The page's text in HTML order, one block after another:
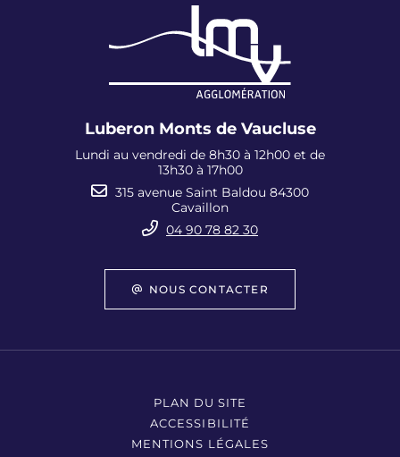
Luberon Monts de Vaucluse
Lundi au vendredi de 8h30 à 12h00 et de
13h30 à 17h00
315 avenue Saint Baldou 84300
Cavaillon
04 90 78 82 30
NOUS CONTACTER
PLAN DU SITE
ACCESSIBILITÉ
MENTIONS LÉGALES